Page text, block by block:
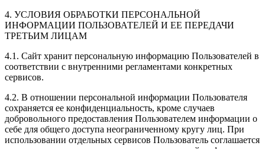
4. УСЛОВИЯ ОБРАБОТКИ ПЕРСОНАЛЬНОЙ
ИНФОРМАЦИИ ПОЛЬЗОВАТЕЛЕЙ И ЕЕ ПЕРЕДАЧИ
ТРЕТЬИМ ЛИЦАМ
4.1. Сайт хранит персональную информацию Пользователей в
соответствии с внутренними регламентами конкретных
сервисов.
4.2. В отношении персональной информации Пользователя
сохраняется ее конфиденциальность, кроме случаев
добровольного предоставления Пользователем информации о
себе для общего доступа неограниченному кругу лиц. При
использовании отдельных сервисов Пользователь соглашается